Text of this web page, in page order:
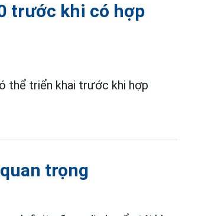
trước khi có hợp
thể triển khai trước khi hợp
trọng